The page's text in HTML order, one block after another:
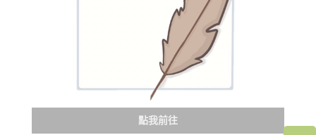
點我前往